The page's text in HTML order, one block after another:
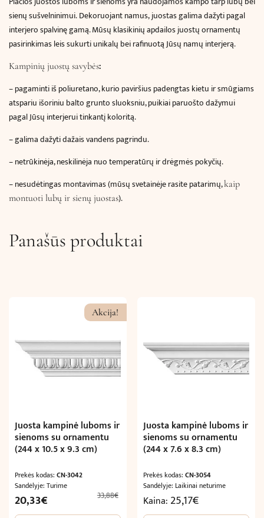
sienų sušvelninimui.Dekoruojant namus,juostas galima dažyti pagal
interjero spalvinę gamą. Mūsų klasikinių apdailos juostų ornamentų
pasirinkimas leis sukurti unikalų bei rafinuotą Jūsų namų interjerą.
Kampinių juostų savybės:
– pagaminti iš poliuretano, kurio paviršius padengtas kietu ir smūgiams
atspariu išoriniu balto grunto sluoksniu, puikiai paruošto dažymui
pagal Jūsų interjerui tinkantį koloritą.
– galima dažyti dažais vandens pagrindu.
– netrūkinėja, neskilinėja nuo temperatūrų ir drėgmės pokyčių.
– nesudėtingas montavimas (mūsų svetainėje rasite patarimų,kaip
montuoti lubų ir sienų juostas).
Panašūs produktai
Akcija!
Juosta kampinė luboms ir
sienoms su ornamentu
(244 x 10.5 x 9.3 cm)
Prekės kodas: CN-3042
Sandėlyje: Turime
33,88€
Original
price
20,33€
price
Juosta kampinė luboms ir
sienoms su ornamentu
(244 x 7.6 x 8.3 cm)
Prekės kodas:CN-3054
Sandėlyje: Laikinai neturime
Kaina: 25,17€